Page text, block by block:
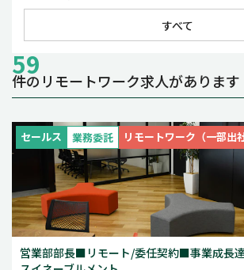
副業OK
1日 5~6時間
すべて
週3~4日
週5日
土日祝のみ
59
件のリモートワーク求人があります
セールス 業務委託 リモートワーク（一部出社
営業部部長■リモート/委任契約■事業成長